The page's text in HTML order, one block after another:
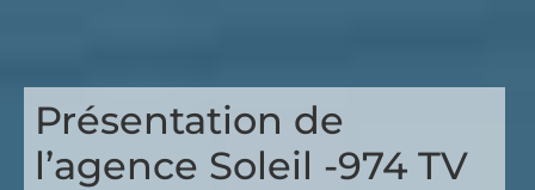
Présentation de
l’agence Soleil -974 TV